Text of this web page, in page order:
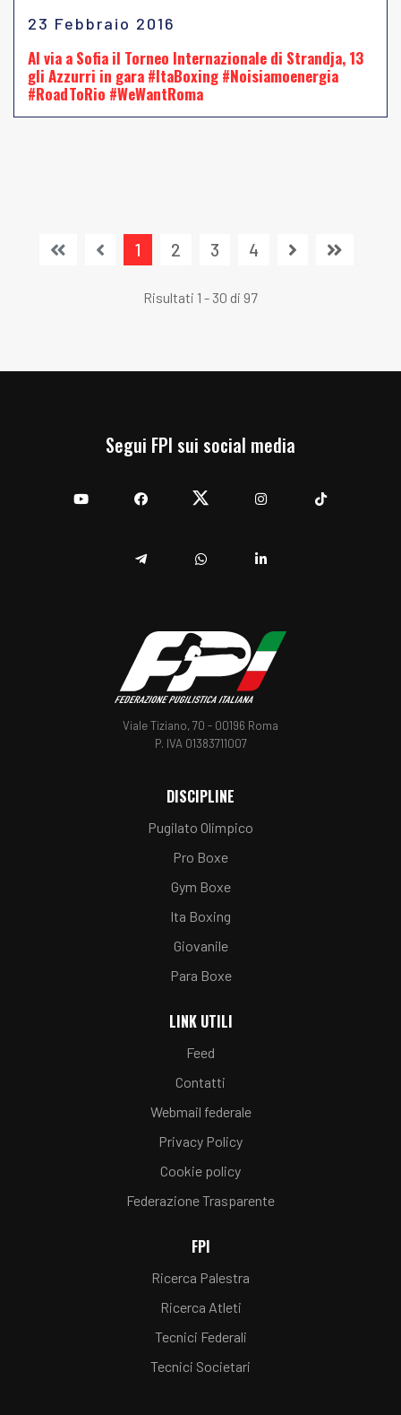
23 Febbraio 2016
Al via a Sofia il Torneo Internazionale di Strandja, 13
gli Azzurri in gara #ItaBoxing #Noisiamoenergia
#RoadToRio #WeWantRoma
1 2 3 4
Risultati 1 - 30 di 97
Segui FPI sui social media
Viale Tiziano, 70 - 00196 Roma
P. IVA 01383711007
DISCIPLINE
Pugilato Olimpico
Pro Boxe
Gym Boxe
Ita Boxing
Giovanile
Para Boxe
LINK UTILI
Feed
Contatti
Webmail federale
Privacy Policy
Cookie policy
Federazione Trasparente
FPI
Ricerca Palestra
Ricerca Atleti
Tecnici Federali
Tecnici Societari